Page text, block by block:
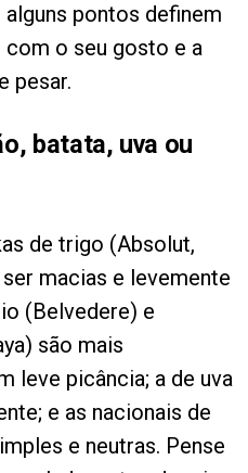
pontos definem
com o seu gosto e a
pesar.
batata, uva ou
de trigo (Absolut,
macias e levemente
(Belvedere) e
são mais
leve picância; a de uva
e as nacionais de
e neutras. Pense